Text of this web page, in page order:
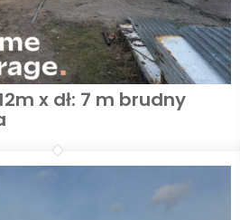
x dł: 7 m brudny